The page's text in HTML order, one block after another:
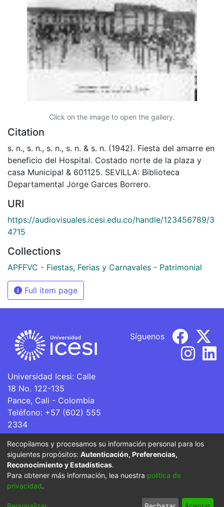
Click on the image to open the gallery.
Citation
s. n., s. n., s. n., s. n. & s. n. (1942). Fiesta del amarre en
beneficio del Hospital. Costado norte de la plaza y
casa Municipal & 601125. SEVILLA: Biblioteca
Departamental Jorge Garces Borrero.
URI
https://audiovisuales.icesi.edu.co/handle/123456789/3
4715
Collections
APFFVC - Fiestas, Ferias y Carnavales - Patrimonial
Full item page
Universidad Icesi: Calle
18 No. 122-135
Pance, Cali - Colombia
Teléfono: +57 (602) 555
2334
ventanillaunica@icesi.edu.co
Síguenos
La Universidad Icesi es una Institución de Educación
Superior que se encuentra sujeta a inspección y vigilancia
por parte del Ministerio de Educación Nacional.
Cookie End User Send
Recopilamos y procesamos su información personal para los
siguientes propósitos: Autenticación, Preferencias,
Reconocimiento y Estadísticas.
Para obtener más información, lea nuestra política de
privacidad.